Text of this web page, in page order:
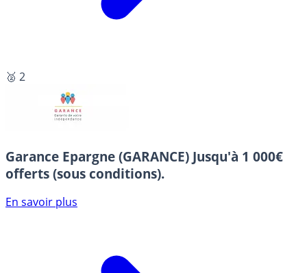
🥈 2
Garance Epargne (GARANCE) Jusqu'à 1 000€
offerts (sous conditions).
En savoir plus